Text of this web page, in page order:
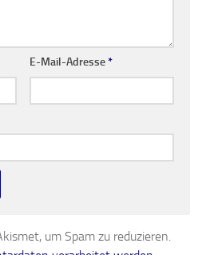
E-Mail-Adresse*
um Spam zu reduzieren.